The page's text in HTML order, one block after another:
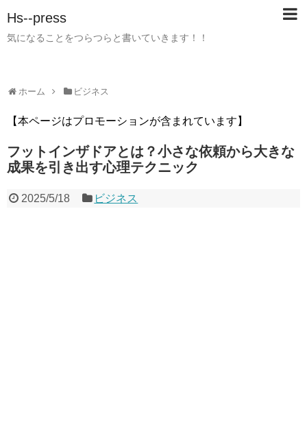
Hs--press
気になることをつらつらと書いていきます！！
ホーム ビジネス
【本ページはプロモーションが含まれています】
フットインザドアとは？小さな依頼から大きな
成果を引き出す心理テクニック
2025/5/18 ビジネス